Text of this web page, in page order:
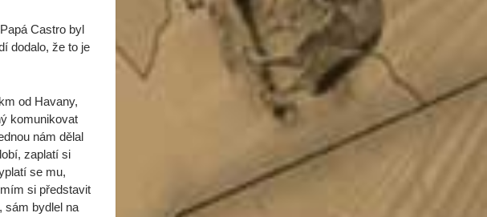
Castro byl
dodalo, že to je
od Havany,
komunikovat
nám dělal
zaplatí si
se mu,
si představit
sám bydlel na